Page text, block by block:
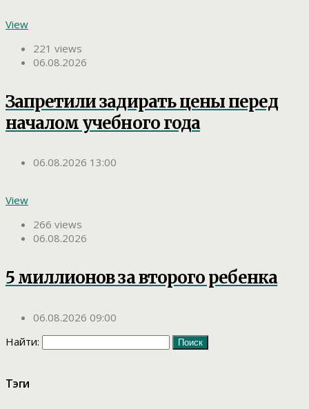
View
221 views
06.08.2026
Запретили задирать цены перед
началом учебного года
06.08.2026 13:00
View
266 views
06.08.2026
5 миллионов за второго ребенка
06.08.2026 09:00
Найти:
Тэги